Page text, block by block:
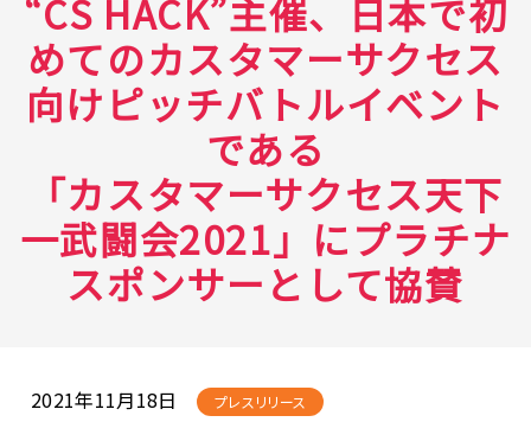
“CS HACK”主催、日本で初
めてのカスタマーサクセス
向けピッチバトルイベント
である
「カスタマーサクセス天下
一武闘会2021」にプラチナ
スポンサーとして協賛
2021年11月18日 プレスリリース